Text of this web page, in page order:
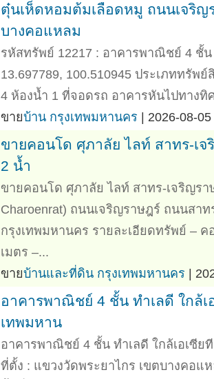
ตุ๋นเห็ดหอมต้มเลือดหมู ถนนเจริญ
บางคอแหลม
รหัสทรัพย์ 12217 : อาคารพาณิชย์ 4 ชั้
13.697789, 100.510945 ประเภททรั
4 ห้องน้ำ 1 ที่จอดรถ อาคารหันไปทางทิ
ขายบ้าน กรุงเทพมหานคร | 2026-08-
ขายคอนโด ศุภาลัย ไลท์ สาทร-เ
2 น้ำ
ขายคอนโด ศุภาลัย ไลท์ สาทร-เจริญรา
Charoenrat) ถนนเจริญราษฎร์ ถนนสา
กรุงเทพมหานคร รายละเอียดทรัพย์ – ค
เมตร –...
ขายบ้านและที่ดิน กรุงเทพมหานคร |
อาคารพาณิชย์ 4 ชั้น ทำเลดี ใกล้เ
เทพมหาน
อาคารพาณิชย์ 4 ชั้น ทำเลดี ใกล้เอเซี
ที่ตั้ง : แขวงวัดพระยาไกร เขตบางคอแ